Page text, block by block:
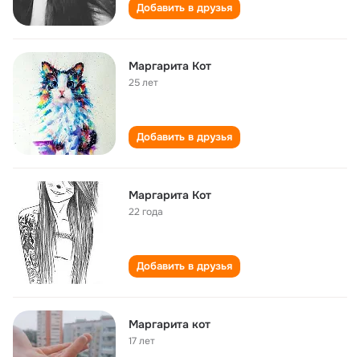
Добавить в друзья
Маргарита Кот
25 лет
Добавить в друзья
Маргарита Кот
22 года
Добавить в друзья
Маргарита кот
17 лет